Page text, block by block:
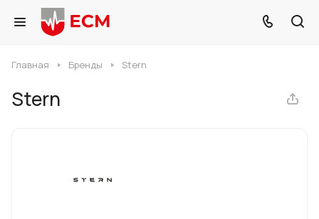
Главная Бренды Stern
Stern